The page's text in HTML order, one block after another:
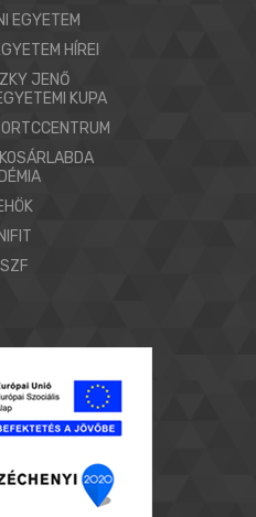
EGYETEM
HÍREI
JENŐ
KUPA